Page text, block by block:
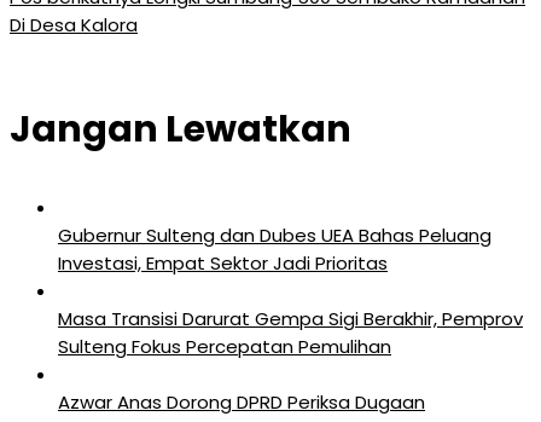
Di Desa Kalora
Jangan Lewatkan
Gubernur Sulteng dan Dubes UEA Bahas Peluang
Investasi, Empat Sektor Jadi Prioritas
Masa Transisi Darurat Gempa Sigi Berakhir, Pemprov
Sulteng Fokus Percepatan Pemulihan
Azwar Anas Dorong DPRD Periksa Dugaan